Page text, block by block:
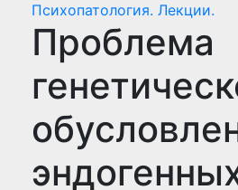
Психопатология. Лекции.
Проблема